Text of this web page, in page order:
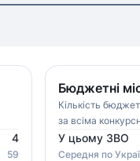
4
59
Бюджетні
Кількість
за всіма
У цьому ЗВО
Середня по